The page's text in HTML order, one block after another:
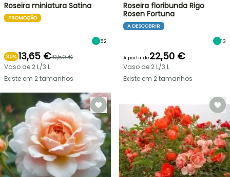
Roseira miniatura Satina
PROMOÇÃO
52
30% 13,65 €19,50 €
Vaso de 2 L/3 L
Existe em 2 tamanhos
Roseira floribunda Rigo
Rosen Fortuna
A DESCOBRIR
13
A partir de22,50 €
Vaso de 2 L/3 L
Existe em 2 tamanhos